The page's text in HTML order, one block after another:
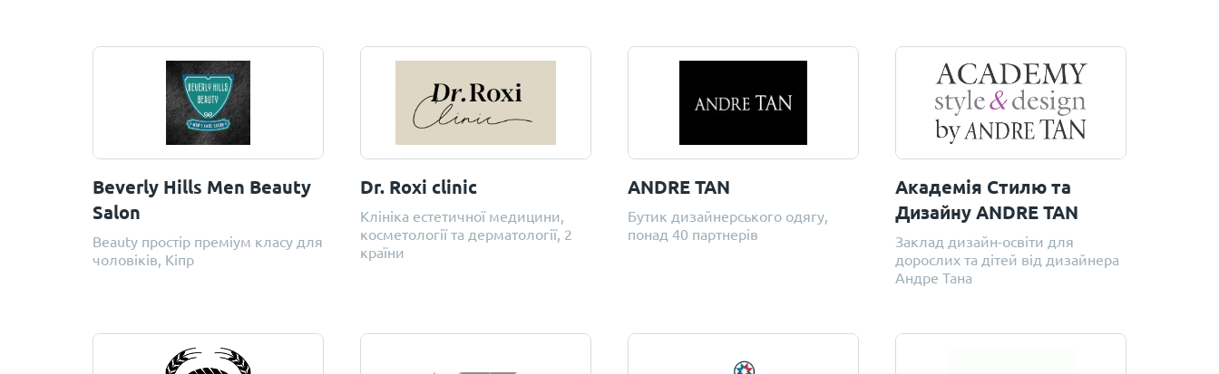
Beverly Hills Men Beauty
Salon
Beauty простір преміум класу для
чоловіків, Кіпр
Dr. Roxi clinic
Клініка естетичної медицини,
косметології та дерматології, 2
країни
ANDRE TAN
Бутик дизайнерського одягу,
понад 40 партнерів
Академія Стилю та
Дизайну ANDRE TAN
Заклад дизайн-освіти для
дорослих та дітей від дизайнера
Андре Тана